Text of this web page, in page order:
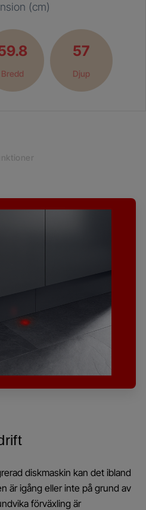
(cm)
Bredd
57
Djup
diskmaskin kan det ibland
är igång eller inte på grund av
förväxling är